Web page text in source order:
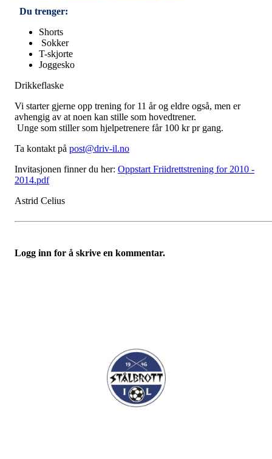
Du trenger:
Shorts
Sokker
T-skjorte
Joggesko
Drikkeflaske
Vi starter gjerne opp trening for 11 år og eldre også, men er
avhengig av at noen kan stille som hovedtrener.
Unge som stiller som hjelpetrenere får 100 kr pr gang.
Ta kontakt på post@driv-il.no
Invitasjonen finner du her: Oppstart Friidrettstrening for 2010 -
2014.pdf
Astrid Celius
Logg inn for å skrive en kommentar.